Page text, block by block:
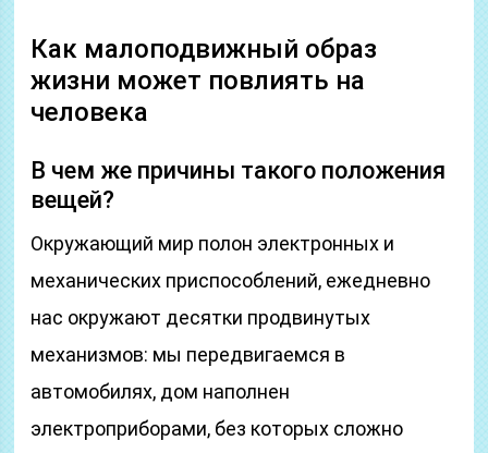
Как малоподвижный образ
жизни может повлиять на
человека
В чем же причины такого положения
вещей?
Окружающий мир полон электронных и
механических приспособлений, ежедневно
нас окружают десятки продвинутых
механизмов: мы передвигаемся в
автомобилях, дом наполнен
электроприборами, без которых сложно